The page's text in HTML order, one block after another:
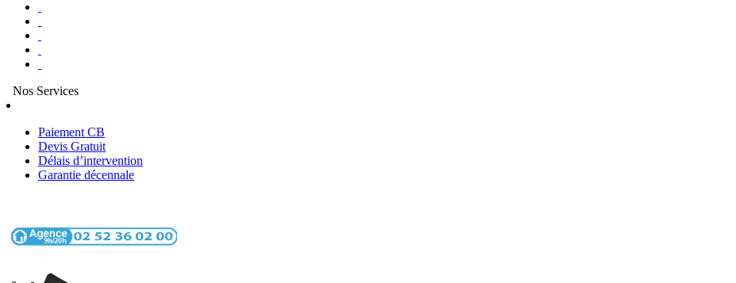
Nos Services
Paiement CB
Devis Gratuit
Délais d’intervention
Garantie décennale